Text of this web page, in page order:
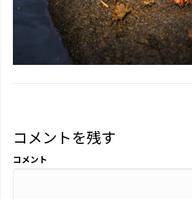
コメントを残す
コメント